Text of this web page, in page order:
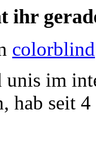
ihr
colorblind
unis im
hab seit